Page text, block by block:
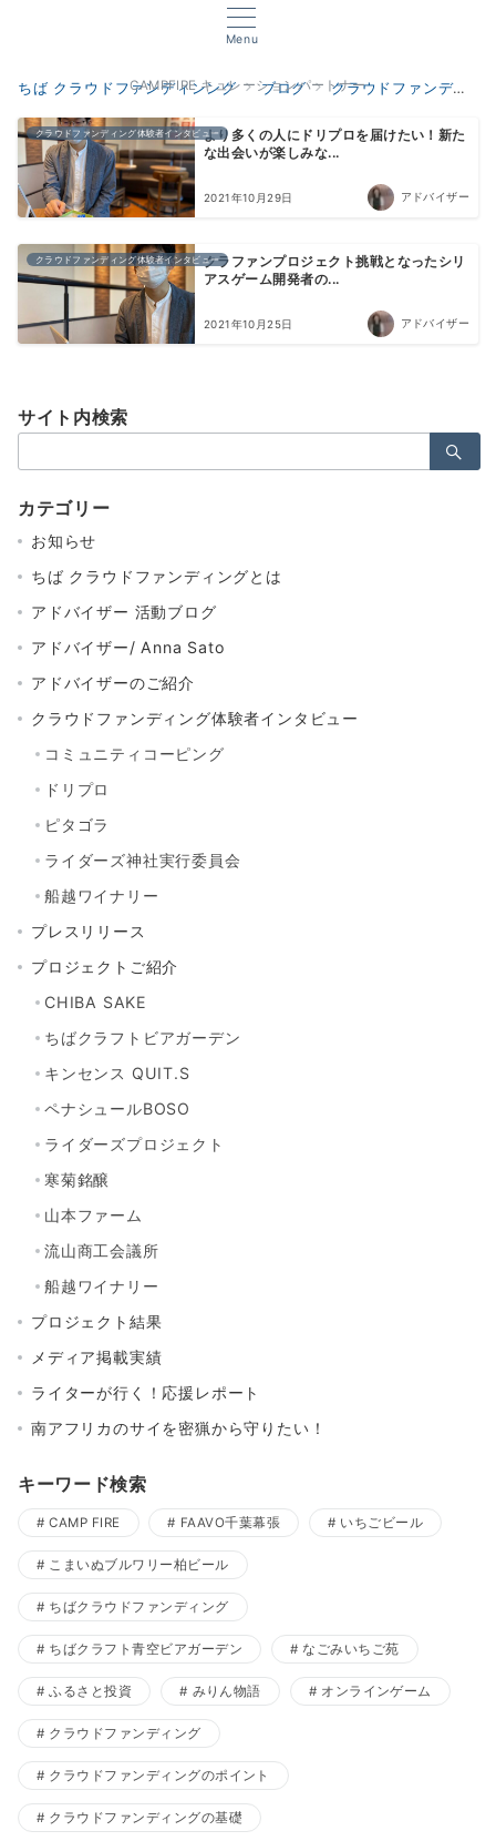
Menu
CAMPFIRE キュレーションパートナー
ちば クラウドファンディンング ブログ クラウドファンディング体験者インタビュー
クラウドファンディング体験者インタビューより多くの人にドリプロを届けたい！新た
な出会いが楽しみな...
2021年10月29日 アドバイザー
クラウドファンディング体験者インタビュークラファンプロジェクト挑戦となったシリ
アスゲーム開発者の...
2021年10月25日 アドバイザー
サイト内検索
索：
カテゴリー
お知らせ
ちば クラウドファンディングとは
アドバイザー 活動ブログ
アドバイザー/ Anna Sato
アドバイザーのご紹介
クラウドファンディング体験者インタビュー
コミュニティコーピング
ドリプロ
ピタゴラ
ライダーズ神社実行委員会
船越ワイナリー
プレスリリース
プロジェクトご紹介
CHIBA SAKE
ちばクラフトビアガーデン
キンセンス QUIT.S
ペナシュールBOSO
ライダーズプロジェクト
寒菊銘醸
山本ファーム
流山商工会議所
船越ワイナリー
プロジェクト結果
メディア掲載実績
ライターが行く！応援レポート
南アフリカのサイを密猟から守りたい！
キーワード検索
CAMP FIRE FAAVO千葉幕張 いちごビール
こまいぬブルワリー柏ビール
ちばクラウドファンディング
ちばクラフト青空ビアガーデン なごみいちご苑
ふるさと投資 みりん物語 オンラインゲーム
クラウドファンディング
クラウドファンディングのポイント
クラウドファンディングの基礎